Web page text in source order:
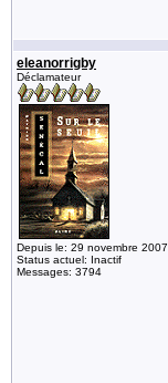
eleanorrigby
Déclamateur
Depuis le: 29 novembre 2007
Status actuel: Inactif
Messages: 3794